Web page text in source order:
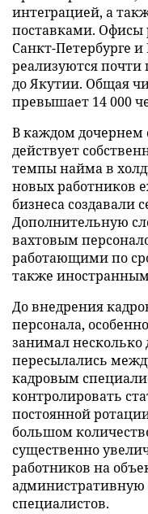
интеграцией, а
поставками. Офисы
Санкт-Петербурге
реализуются
до Якутии. Общая
превышает 14 000
В каждом дочернем
действует
темпы найма в
новых работников
бизнеса создавали
Дополнительную
вахтовым
работающими по
также
До внедрения
персонала,
занимал
пересылались
кадровым
контролировать
постоянной
большом
существенно
работников на
административную
специалистов.